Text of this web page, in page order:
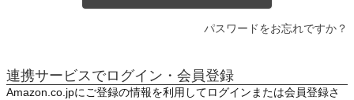
パスワードをお忘れですか？
連携サービスでログイン・会員登録
Amazon.co.jpにご登録の情報を利用してログインまたは会員登録さ